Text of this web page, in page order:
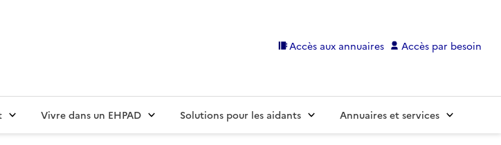
Accès aux annuaires Accès par besoin
Vivre dans un EHPAD Solutions pour les aidants Annuaires et services